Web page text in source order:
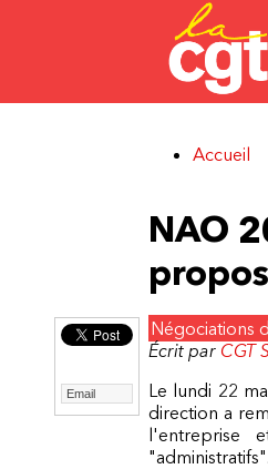
Aller au contenu principal
Accueil
NAO
Email
Négociations
Écrit par CGT
Le lundi 22
direction a
l'entreprise
"administratifs".